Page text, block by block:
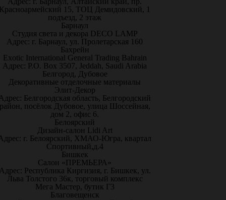
15, ТОЦ Демидовский, 1
подъезд, 2 этаж
Барнаул
Студия света и декора DECO LAMP
Адрес: г. Барнаул, ул. Пролетарская 160
Бахрейн
Exotic International General Trading Bahrain
Адрес: P.O. Box 3507, Jeddah, Saudi Arabia
Белгород, Дубовое
Декоративные отделочные материалы
Элит-Декор
Белгородская область, Белгородский
посёлок Дубовое, улица Шоссейная,
дом 2, офис 6.
Белоярский
Дизайн-салон Lidi Art
г. Белоярский, ХМАО-Югра, квартал
Спортивный,д.4
Бишкек
Салон «ПРЕМЬЕРА»
Республика Киргизия, г. Бишкек, ул.
Льва Толстого 36к, торговый комплекс
Мега Мастер, бутик Г3
Благовещенск